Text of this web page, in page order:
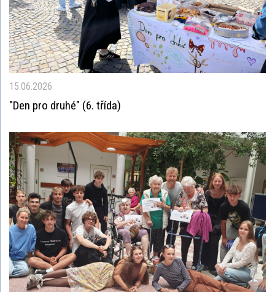
15.06.2026
"Den pro druhé" (6. třída)